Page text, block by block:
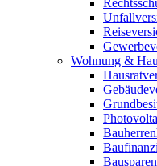
Wohnung &
Bausparen